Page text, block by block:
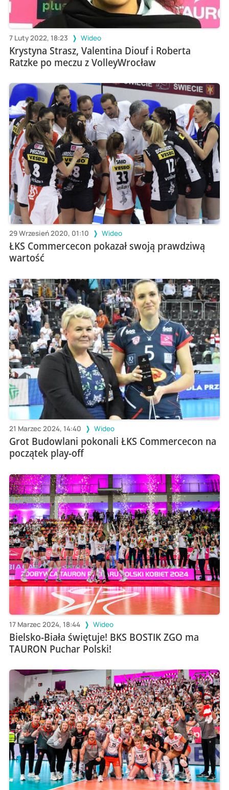
7 Luty 2022, 18:23 Wideo
Krystyna Strasz, Valentina Diouf i Roberta
Ratzke po meczu z VolleyWrocław
29 Wrzesień 2020, 01:10 Wideo
ŁKS Commercecon pokazał swoją prawdziwą
wartość
21 Marzec 2024, 14:40 Wideo
Grot Budowlani pokonali ŁKS Commercecon na
początek play-off
17 Marzec 2024, 18:44 Wideo
Bielsko-Biała świętuje! BKS BOSTIK ZGO ma
TAURON Puchar Polski!